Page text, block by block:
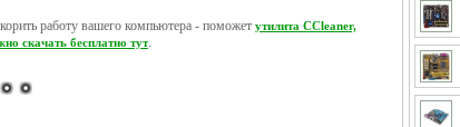
работу вашего компьютера - поможет утилита CCleaner,
скачать бесплатно тут.